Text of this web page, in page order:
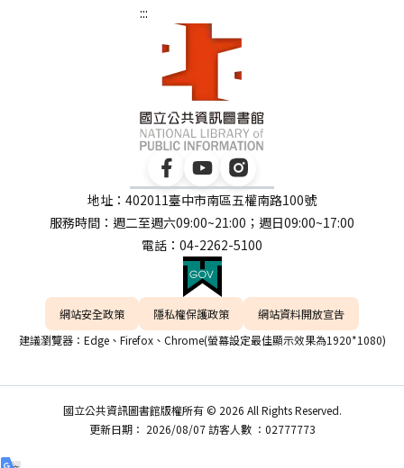
:::
地址：402011臺中市南區五權南路100號
服務時間：週二至週六09:00~21:00；週日09:00~17:00
電話：04-2262-5100
網站安全政策 隱私權保護政策
網站資料開放宣告
建議瀏覽器：Edge、Firefox、Chrome(螢幕設定最佳顯示效果為1920*1080)
國立公共資訊圖書館版權所有 © 2026 All Rights Reserved.
更新日期： 2026/08/07 訪客人數 ：02777773